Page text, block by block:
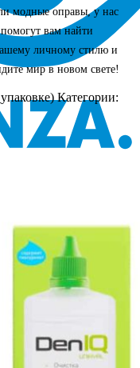
модные оправы, у нас
вам найти
личному стилю и
мир в новом свете!
Категории: